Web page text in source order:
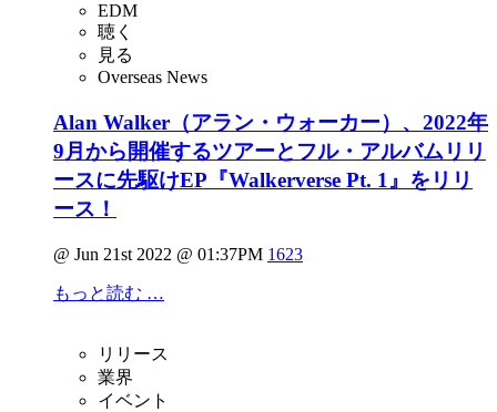
EDM
聴く
見る
Overseas News
Alan Walker（アラン・ウォーカー）、2022年
9月から開催するツアーとフル・アルバムリリ
ースに先駆けEP『Walkerverse Pt. 1』をリリ
ース！
@ Jun 21st 2022 @ 01:37PM 1623
もっと読む …
リリース
業界
イベント